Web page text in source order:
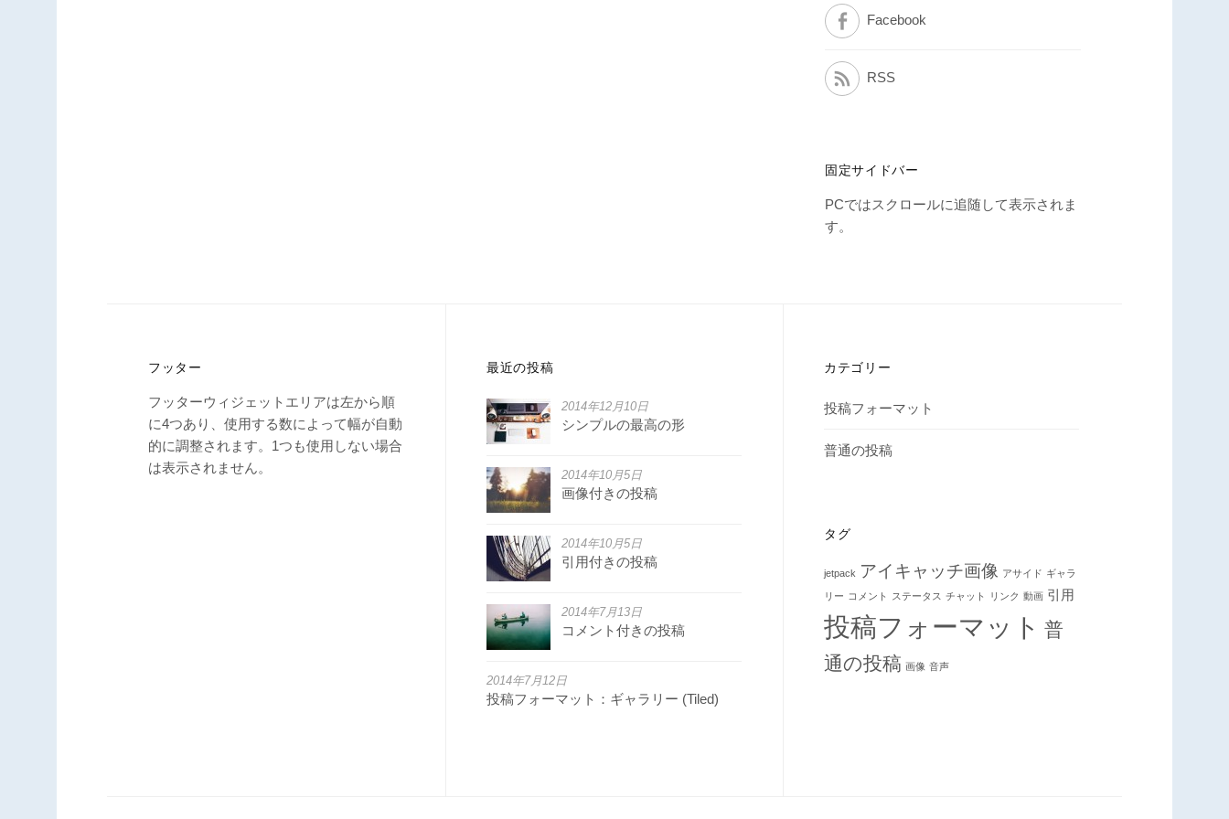
Facebook
RSS
固定サイドバー
PCではスクロールに追随して表示されま
す。
フッター
フッターウィジェットエリアは左から順
に4つあり、使用する数によって幅が自動
的に調整されます。1つも使用しない場合
は表示されません。
最近の投稿
2014年12月10日
シンプルの最高の形
2014年10月5日
画像付きの投稿
2014年10月5日
引用付きの投稿
2014年7月13日
コメント付きの投稿
2014年7月12日
投稿フォーマット：ギャラリー (Tiled)
カテゴリー
投稿フォーマット
普通の投稿
タグ
jetpack アイキャッチ画像 アサイド ギャラ
リー コメント ステータス チャット リンク 動画 引用
投稿フォーマット 普
通の投稿 画像 音声